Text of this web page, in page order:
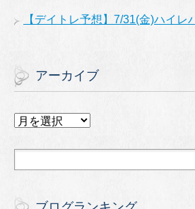
【デイトレ予想】7/31(金)ハイレ
アーカイブ
ア
カ